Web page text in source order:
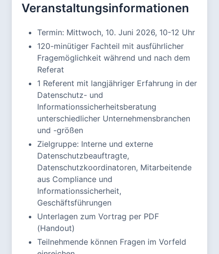
Veranstaltungsinformationen
Termin: Mittwoch, 10. Juni 2026, 10-12 Uhr
120-minütiger Fachteil mit ausführlicher
Fragemöglichkeit während und nach dem
Referat
1 Referent mit langjähriger Erfahrung in der
Datenschutz- und
Informationssicherheitsberatung
unterschiedlicher Unternehmensbranchen
und -größen
Zielgruppe: Interne und externe
Datenschutzbeauftragte,
Datenschutzkoordinatoren, Mitarbeitende
aus Compliance und
Informationssicherheit,
Geschäftsführungen
Unterlagen zum Vortrag per PDF
(Handout)
Teilnehmende können Fragen im Vorfeld